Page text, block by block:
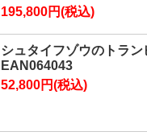
195,800円(税込)
シュタイフゾウのトラ
EAN064043
52,800円(税込)